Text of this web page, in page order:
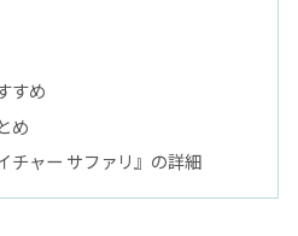
すめ
め
チャー サファリ』の詳細